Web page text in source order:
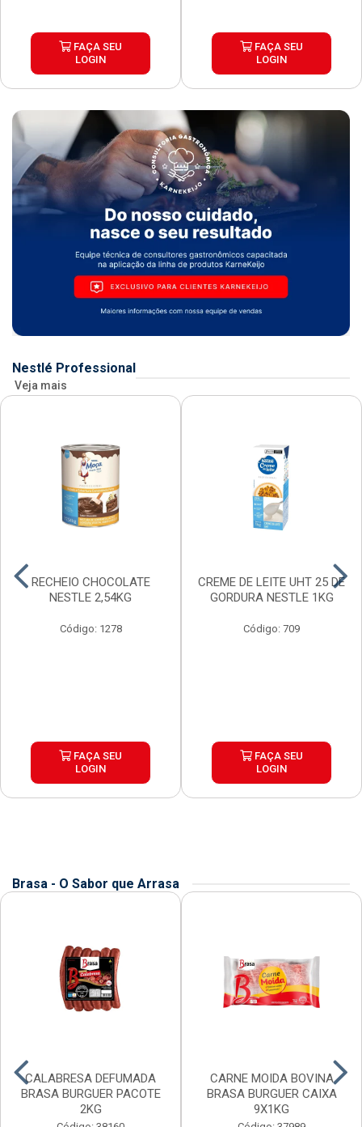
FAÇA SEU
LOGIN
FAÇA SEU
LOGIN
Nestlé Professional
Veja mais
RECHEIO CHOCOLATE
NESTLE 2,54KG
Código: 1278
FAÇA SEU
LOGIN
CREME DE LEITE UHT 25 DE
GORDURA NESTLE 1KG
Código: 709
FAÇA SEU
LOGIN
Brasa - O Sabor que Arrasa
CALABRESA DEFUMADA
BRASA BURGUER PACOTE
2KG
CARNE MOIDA BOVINA
BRASA BURGUER CAIXA
9X1KG